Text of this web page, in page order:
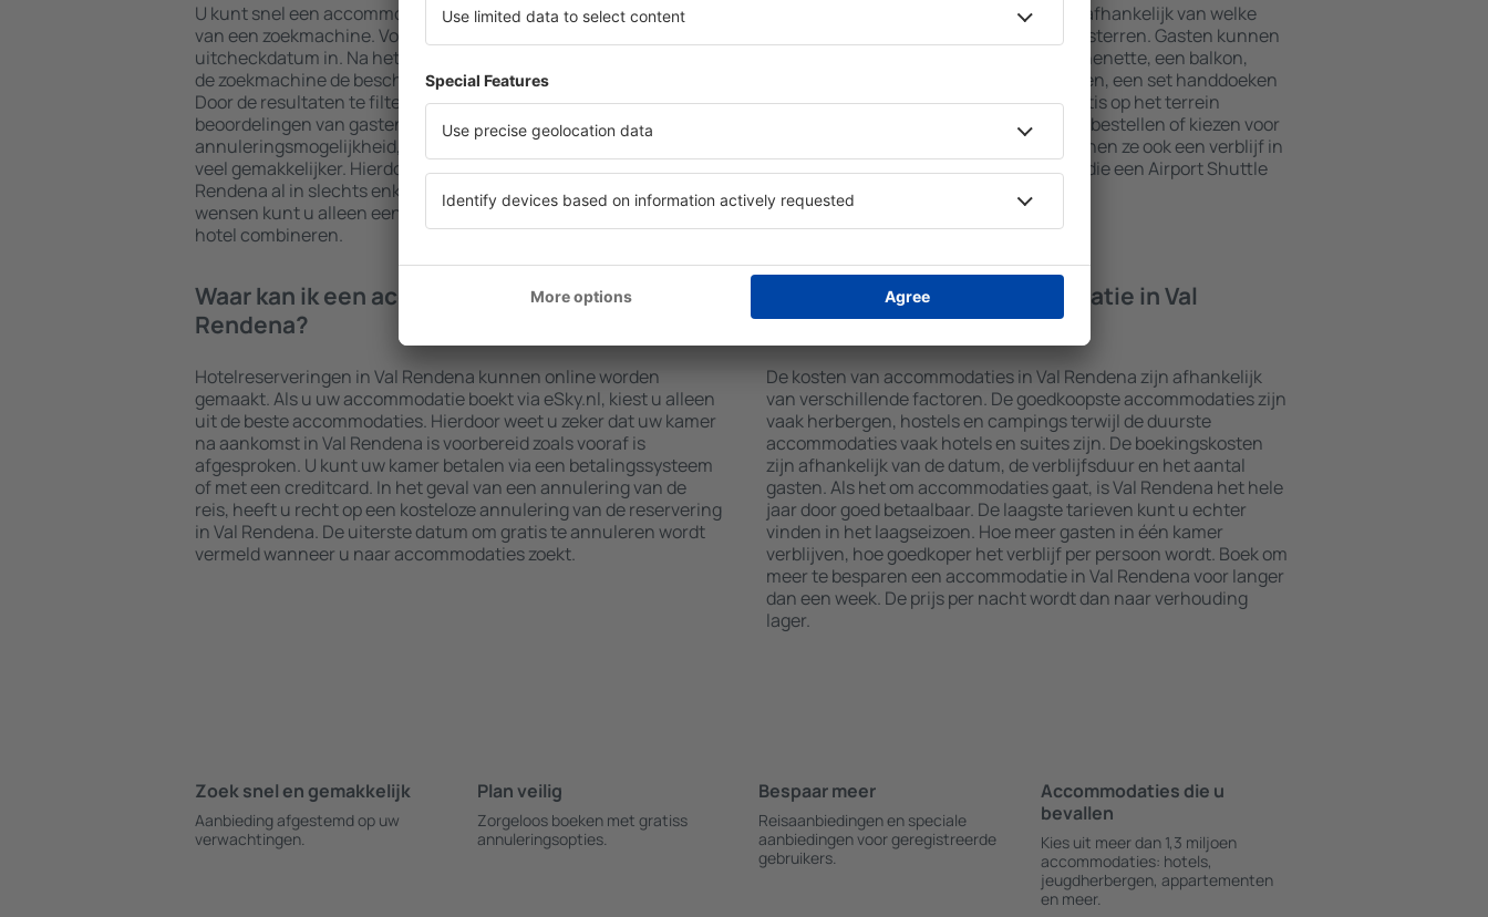
U kunt snel een accommodatie in Val Rendena vinden met behulp
van een zoekmachine. Voer uw bestemming en in- en
uitcheckdatum in. Na het kiezen van het aantal reizigers, toont
de zoekmachine de beschikbare accommodaties in Val Rendena.
Door de resultaten te filteren op type faciliteit, het aantal sterren,
beoordelingen van gasten, afstand tot het centrum en gratis
annuleringsmogelijkheid, wordt het zoeken naar accommodaties
veel gemakkelijker. Hierdoor kunt u uw accommodatie in Val
Rendena al in slechts enkele minuten vinden. Afhankelijk van uw
wensen kunt u alleen een accommodatie boeken of een vlucht +
hotel combineren.
Hotelvoorzieningen in Val Rendena zijn afhankelijk van welke
accommodatie geboekt is en het aantal sterren. Gasten kunnen
gebruikmaken van kamers met een kitchenette, een balkon,
airconditioning, koffie- en theefaciliteiten, een set handdoeken
en internettoegang. Gasten kunnen gratis op het terrein
parkeren, een maaltijd in het restaurant bestellen of kiezen voor
een hotel met zwembad. Daarnaast kunnen ze ook een verblijf in
Val Rendena boeken in accommodaties die een Airport Shuttle
dienst aanbieden.
Waar kan ik een accommodatie boeken in Val
Rendena?
Hotelreserveringen in Val Rendena kunnen online worden
gemaakt. Als u uw accommodatie boekt via eSky.nl, kiest u alleen
uit de beste accommodaties. Hierdoor weet u zeker dat uw kamer
na aankomst in Val Rendena is voorbereid zoals vooraf is
afgesproken. U kunt uw kamer betalen via een betalingssysteem
of met een creditcard. In het geval van een annulering van de
reis, heeft u recht op een kosteloze annulering van de reservering
in Val Rendena. De uiterste datum om gratis te annuleren wordt
vermeld wanneer u naar accommodaties zoekt.
Hoeveel kost een accommodatie in Val
Rendena?
De kosten van accommodaties in Val Rendena zijn afhankelijk
van verschillende factoren. De goedkoopste accommodaties zijn
vaak herbergen, hostels en campings terwijl de duurste
accommodaties vaak hotels en suites zijn. De boekingskosten
zijn afhankelijk van de datum, de verblijfsduur en het aantal
gasten. Als het om accommodaties gaat, is Val Rendena het hele
jaar door goed betaalbaar. De laagste tarieven kunt u echter
vinden in het laagseizoen. Hoe meer gasten in één kamer
verblijven, hoe goedkoper het verblijf per persoon wordt. Boek om
meer te besparen een accommodatie in Val Rendena voor langer
dan een week. De prijs per nacht wordt dan naar verhouding
lager.
Zoek snel en gemakkelijk
Aanbieding afgestemd op uw
verwachtingen.
Plan veilig
Zorgeloos boeken met gratiss
annuleringsopties.
Bespaar meer
Reisaanbiedingen en speciale
aanbiedingen voor geregistreerde
gebruikers.
Accommodaties die u
bevallen
Kies uit meer dan 1,3 miljoen
accommodaties: hotels,
jeugdherbergen, appartementen
en meer.